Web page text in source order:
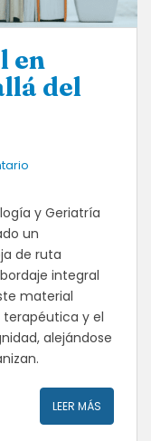
en
del
y Geriatría
un
de ruta
integral
material
y el
alejándose
LEER MÁS